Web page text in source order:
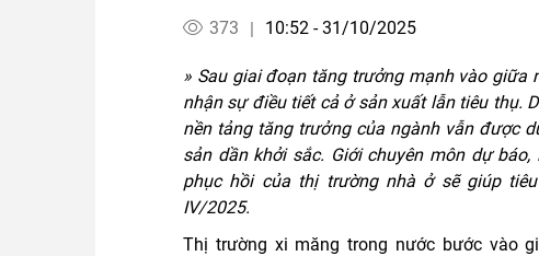
373 | 10:52 - 31/10/2025
» Sau giai đoạn tăng trưởng mạnh vào
nhận sự điều tiết cả ở sản xuất lẫn tiêu thụ.
nền tảng tăng trưởng của ngành vẫn được
sản dần khởi sắc. Giới chuyên môn dự
phục hồi của thị trường nhà ở sẽ giúp
IV/2025.
Thị trường xi măng trong nước bước vào